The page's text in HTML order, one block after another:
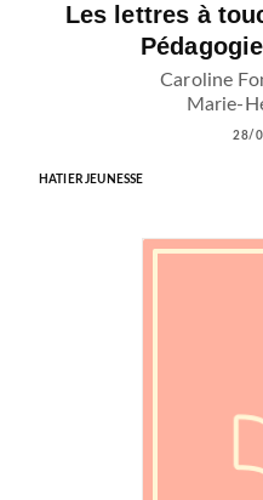
Les lettres à
Caroline
Marie-
28/
HATIER JEUNESSE